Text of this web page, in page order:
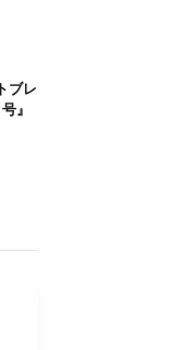
ブレ
』